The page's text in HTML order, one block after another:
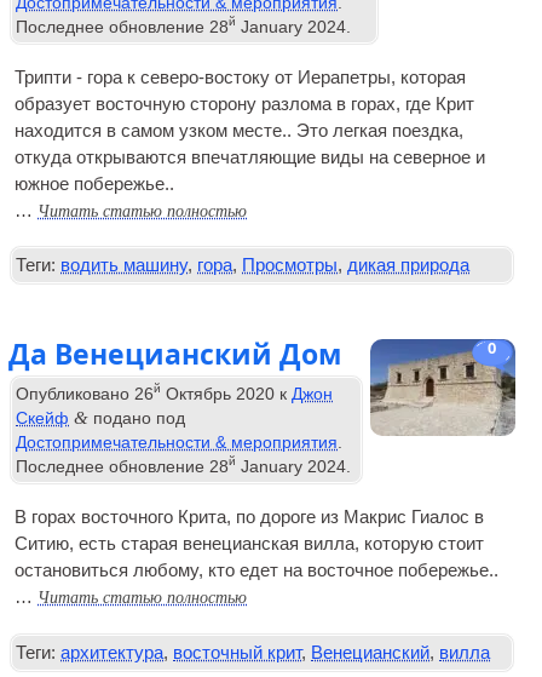
Последнее обновление 28й January 2024
Трипти - гора к северо-востоку от Иерапетры, которая
образует восточную сторону разлома в горах, где Крит
находится в самом узком месте.. Это легкая поездка,
откуда открываются впечатляющие виды на северное и
южное побережье..
… Читать статью полностью
Теги: водить машину, гора, Просмотры,дикая природа
0
Да Венецианский Дом
Опубликовано26й Октябрь 2020 кДжон
Скейф & подано под
Достопримечательности & мероприятия.
Последнее обновление28й January 2024.
В горах восточного Крита, по дороге из Макрис Гиалос в
Ситию, есть старая венецианская вилла, которую стоит
остановиться любому, кто едет на восточное побережье..
… Читать статью полностью
Теги: архитектура, восточный крит, Венецианский, вилла